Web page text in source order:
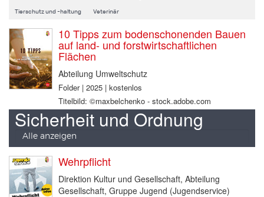
Tierschutz und -haltung Veterinär
10 Tipps zum bodenschonenden Bauen
auf land- und forstwirtschaftlichen
Flächen
Abteilung Umweltschutz
Folder | 2025 | kostenlos
Titelbild: ©maxbelchenko - stock.adobe.com
Sicherheit und Ordnung
Alle anzeigen
Wehrpflicht
Direktion Kultur und Gesellschaft, Abteilung
Gesellschaft, Gruppe Jugend (Jugendservice)